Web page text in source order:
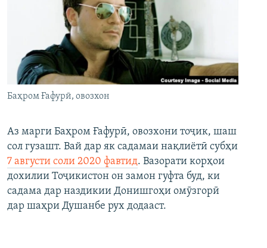
Баҳром Ғафурӣ, овозхон
Аз марги Баҳром Ғафурӣ, овозхони тоҷик, шаш
сол гузашт. Вай дар як садамаи нақлиётӣ субҳи
7 августи соли 2020 фавтид. Вазорати корҳои
дохилии Тоҷикистон он замон гуфта буд, ки
садама дар наздикии Донишгоҳи омӯзгорӣ
дар шаҳри Душанбе рух додааст.